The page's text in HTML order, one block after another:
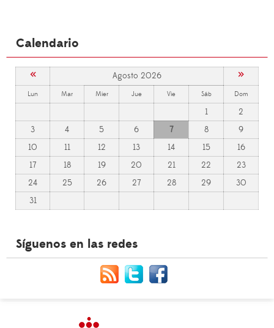
Calendario
« Agosto 2026 »
Lun Mar Mier Jue Vie Sáb Dom
1
2
3
4 5 6 7 8
9
10
11 12 13 14 15
16
17
18 19 20 21 22
23
24
25 26 27 28 29
30
31
Síguenos en las redes